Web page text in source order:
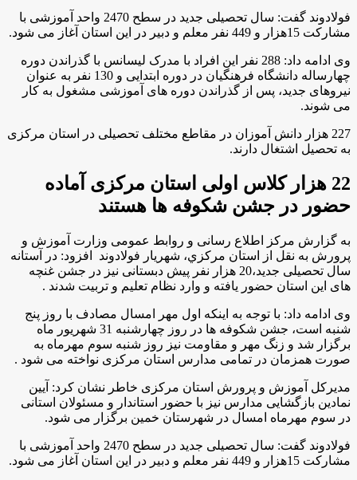
فولادوند گفت: سال تحصیلی جدید در سطح 2470 واحد آموزشی با
مشارکت 15هزار و 449 نفر معلم و دبیر در این استان آغاز می شود.
وی ادامه داد: 288 نفر این افراد با مدرک لیسانس با گذراندن دوره
چهارساله دانشگاه فرهنگیان در دوره ابتدایی و 130 نفر به عنوان
نیروهای جدید، پس از گذراندن دوره های آموزشی مشغول به کار
می شوند.
227 هزار دانش آموزان در مقاطع مختلف تحصیلی در استان مرکزی
به تحصیل اشتغال دارند.
22 هزار کلاس اولی استان مرکزی آماده
حضور در جشن شکوفه ها هستند
به گزارش مركز اطلاع رسانی و روابط عمومی وزارت آموزش و
پرورش به نقل از استان مركزي، شهریار فولادوند افزود: در آستانه
سال تحصیلی جدید،20 هزار نفر پیش دبستانی نیز در جشن غنچه
های این استان حضور یافته و وارد نظام تعلیم و تربیت شدند .
وی ادامه داد: با توجه به اینکه اول مهر امسال مصادف با روز پنج
شنبه است، جشن شکوفه ها در روز چهارشنبه 31 شهریور ماه
برگزار شد و زنگ مهر و مقاومت نیز روز شنبه سوم مهرماه به
صورت همزمان در تمامی مدارس استان مرکزی نواخته می شود .
مدیرکل آموزش و پرورش استان مرکزی خاطر نشان کرد: آیین
نمادین بازگشایی مدارس نیز با حضور استاندار و مسئولان استانی
در سوم مهرماه امسال در شهرستان خمین برگزار می شود.
فولادوند گفت: سال تحصیلی جدید در سطح 2470 واحد آموزشی با
مشارکت 15هزار و 449 نفر معلم و دبیر در این استان آغاز می شود.